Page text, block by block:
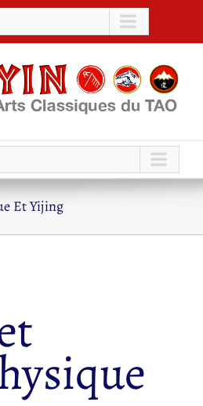
Et Yijing